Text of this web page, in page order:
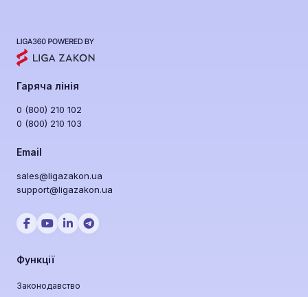
мовою, знаходити релевантні рішення та
формувати короткі резюме законів і рішень.
Гаряча лінія
0 (800) 210 102
0 (800) 210 103
Email
sales@ligazakon.ua
support@ligazakon.ua
Функції
Законодавство